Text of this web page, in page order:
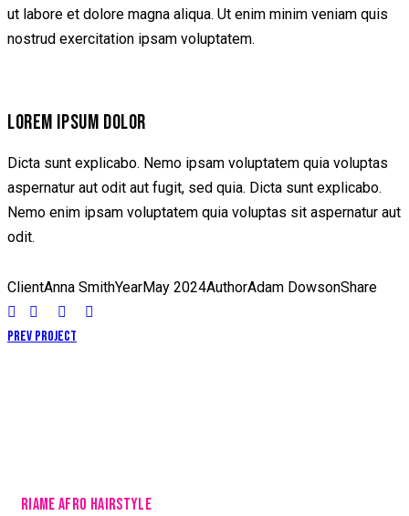
ut labore et dolore magna aliqua. Ut enim minim veniam quis
nostrud exercitation ipsam voluptatem.
LOREM IPSUM DOLOR
Dicta sunt explicabo. Nemo ipsam voluptatem quia voluptas
aspernatur aut odit aut fugit, sed quia. Dicta sunt explicabo.
Nemo enim ipsam voluptatem quia voluptas sit aspernatur aut
odit.
ClientAnna SmithYearMay 2024AuthorAdam DowsonShare
Prev Project
RIAME AFRO HAIRSTYLE